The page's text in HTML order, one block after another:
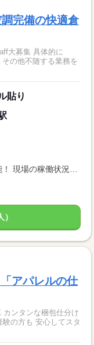
完備の快適倉
大募集 具体的に
の他不随する業務を
貼り
アパレルの仕
カンタンな梱包仕分け
の方も 安心してスタ